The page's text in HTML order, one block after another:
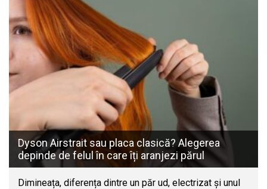
Dyson Airstrait sau placa clasică? Alegerea
depinde de felul în care îți aranjezi părul
Dimineața, diferența dintre un păr ud, electrizat și unul